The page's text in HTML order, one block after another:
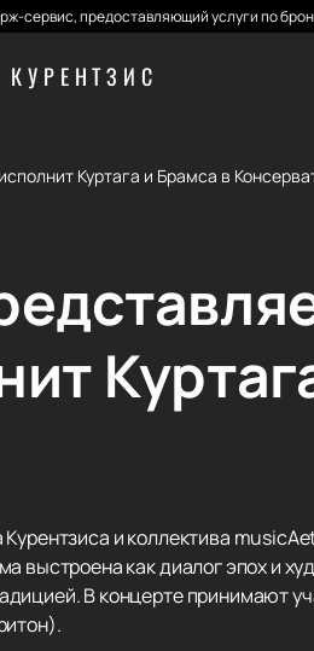
сервис, предоставляющий услуги по
Куртага и Брамса в
и коллектива
выстроена как диалог эпох и
В концерте принимают